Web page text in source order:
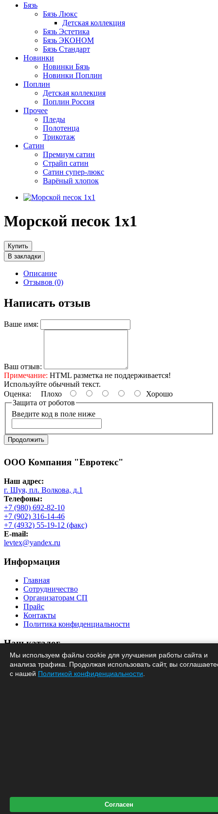
Бязь
Бязь Люкс
Детская коллекция
Бязь Эстетика
Бязь ЭКОНОМ
Бязь Стандарт
Новинки
Новинки Бязь
Новинки Поплин
Поплин
Детская коллекция
Поплин Россия
Прочее
Пледы
Полотенца
Трикотаж
Сатин
Премиум сатин
Страйп сатин
Сатин супер-люкс
Варёный хлопок
Морской песок 1х1
Купить
В закладки
Описание
Отзывов (0)
Написать отзыв
Ваше имя:
Ваш отзыв:
Примечание: HTML разметка не поддерживается!
Используйте обычный текст.
Оценка: Плохо
Хорошо
Защита от роботов
Введите код в поле ниже
Продолжить
ООО Компания "Евротекс"
Наш адрес:
г. Шуя, пл. Волкова, д.1
Телефоны:
+7 (980) 692-82-10
+7 (902) 316-14-46
+7 (4932) 55-19-12 (факс)
E-mail:
levtex@yandex.ru
Информация
Главная
Сотрудничество
Организаторам СП
Прайс
Контакты
Политика конфиденциальности
Наш каталог
Новинки
Сатин
Поплин
Мы используем файлы cookie для улучшения работы сайта и
анализа трафика. Продолжая использовать сайт, вы
с нашей Политикой конфиденциальности
Согласен